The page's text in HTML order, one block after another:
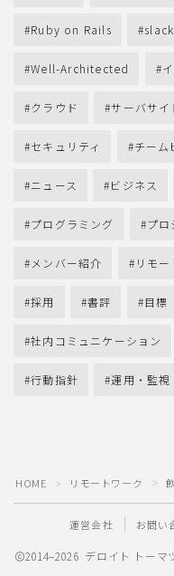
Ruby on Rails slack
Well-Architected
クラウド サーバサイ
セキュリティ チーム
ニュース ビジネス
プログラミング プロ
メンバー紹介 リモ
採用 書評 目標
社内コミュニケーション
行動指針 運用・監視
HOME ＞ リモートワーク ＞
運営会社 お問い
2014–2026 デロイト トーマ